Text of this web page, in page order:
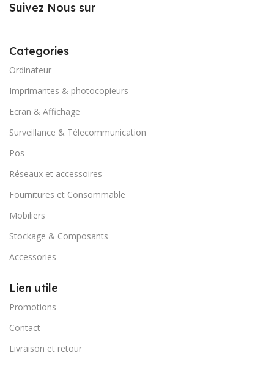
Suivez Nous sur
Categories
Ordinateur
Imprimantes & photocopieurs
Ecran & Affichage
Surveillance & Télecommunication
Pos
Réseaux et accessoires
Fournitures et Consommable
Mobiliers
Stockage & Composants
Accessories
Lien utile
Promotions
Contact
Livraison et retour